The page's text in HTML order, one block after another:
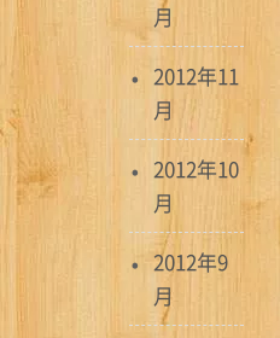
月
2012年11
月
2012年10
月
2012年9
月